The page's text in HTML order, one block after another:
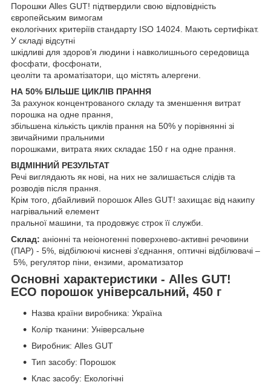
Порошки Alles GUT! підтвердили свою відповідність
європейським вимогам
екологічних критеріїв стандарту ISO 14024. Мають сертифікат.
У складі відсутні
шкідливі для здоров’я людини і навколишнього середовища
фосфати, фосфонати,
цеоліти та ароматізатори, що містять алергени.
НА 50% БІЛЬШЕ ЦИКЛІВ ПРАННЯ
За рахунок концентрованого складу та зменшення витрат
порошка на одне прання,
збільшена кількість циклів прання на 50% у порівнянні зі
звичайними пральними
порошками, витрата яких складає 150 г на одне прання.
ВІДМІННИЙ РЕЗУЛЬТАТ
Речі виглядають як нові, на них не залишається слідів та
розводів після прання.
Крім того, дбайливий порошок Alles GUT! захищає від накипу
нагрівальний елемент
пральної машини, та продовжує строк її служби.
Склад: аніонні та неіоногенні поверхнево-активні речовини
(ПАР) - 5%, відбілюючі кисневі з'єднання, оптичні відбілювачі –
5%, регулятор піни, ензими, ароматизатор
Основні характеристики - Alles GUT!
ECO порошок універсальний, 450 г
Назва країни виробника: Україна
Колір тканини: Універсальне
Виробник: Alles GUT
Тип засобу: Порошок
Клас засобу: Екологічні